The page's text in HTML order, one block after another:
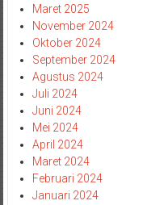
Maret 2025
November 2024
Oktober 2024
September 2024
Agustus 2024
Juli 2024
Juni 2024
Mei 2024
April 2024
Maret 2024
Februari 2024
Januari 2024